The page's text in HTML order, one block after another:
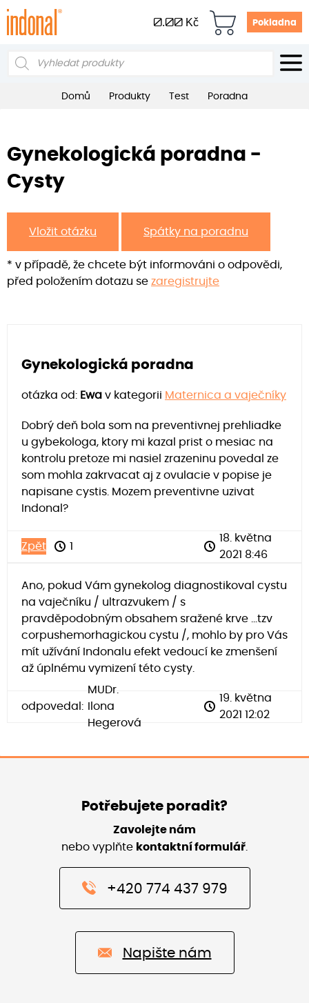
0.00 Kč Pokladna
Products
Domů Produkty Test Poradna
Gynekologická poradna -
Cysty
Vložit otázku Spátky na poradnu
* v případě, že chcete být informováni o odpovědi,
před položením dotazu se zaregistrujte
Gynekologická poradna
otázka od: Ewa v kategorii Maternica a vaječníky
Dobrý deň bola som na preventivnej prehliadke
u gybekologa, ktory mi kazal prist o mesiac na
kontrolu pretoze mi nasiel zrazeninu povedal ze
som mohla zakrvacat aj z ovulacie v popise je
napisane cystis. Mozem preventivne uzivat
Indonal?
Zpět 1
18. května
2021 8:46
Ano, pokud Vám gynekolog diagnostikoval cystu
na vaječníku / ultrazvukem / s
pravděpodobným obsahem sražené krve ...tzv
corpushemorhagickou cystu /, mohlo by pro Vás
mít užívání Indonalu efekt vedoucí ke zmenšení
až úplnému vymizení této cysty.
odpovedal:
MUDr.
Ilona
Hegerová
19. května
2021 12:02
Potřebujete poradit?
Zavolejte nám
nebo vyplňte kontaktní formulář
+420 774 437 979
Napište nám